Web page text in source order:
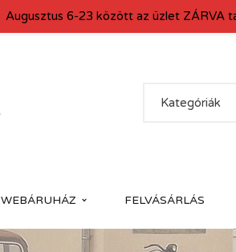
Kategóriák
WEBÁRUHÁZ FELVÁSÁRLÁS
Augusztus 6-23 között az üzlet ZÁRVA